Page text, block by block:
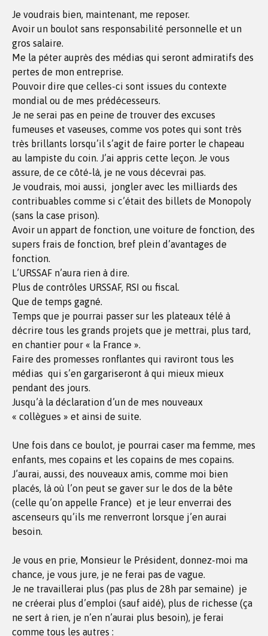
Je voudrais bien, maintenant, me reposer.
Avoir un boulot sans responsabilité personnelle et un
gros salaire.
Me la péter auprès des médias qui seront admiratifs des
pertes de mon entreprise.
Pouvoir dire que celles-ci sont issues du contexte
mondial ou de mes prédécesseurs.
Je ne serai pas en peine de trouver des excuses
fumeuses et vaseuses, comme vos potes qui sont très
très brillants lorsqu’il s’agit de faire porter le chapeau
au lampiste du coin. J’ai appris cette leçon. Je vous
assure, de ce côté-là, je ne vous décevrai pas.
Je voudrais, moi aussi, jongler avec les milliards des
contribuables comme si c’était des billets de Monopoly
(sans la case prison).
Avoir un appart de fonction, une voiture de fonction, des
supers frais de fonction, bref plein d’avantages de
fonction.
L’URSSAF n’aura rien à dire.
Plus de contrôles URSSAF, RSI ou fiscal.
Que de temps gagné.
Temps que je pourrai passer sur les plateaux télé à
décrire tous les grands projets que je mettrai, plus tard,
en chantier pour « la France ».
Faire des promesses ronflantes qui raviront tous les
médias qui s’en gargariseront à qui mieux mieux
pendant des jours.
Jusqu’à la déclaration d’un de mes nouveaux
« collègues » et ainsi de suite.
Une fois dans ce boulot, je pourrai caser ma femme, mes
enfants, mes copains et les copains de mes copains.
J’aurai, aussi, des nouveaux amis, comme moi bien
placés, là où l’on peut se gaver sur le dos de la bête
(celle qu’on appelle France) et je leur enverrai des
ascenseurs qu’ils me renverront lorsque j’en aurai
besoin.
Je vous en prie, Monsieur le Président, donnez-moi ma
chance, je vous jure, je ne ferai pas de vague.
Je ne travaillerai plus (pas plus de 28h par semaine) je
ne créerai plus d’emploi (sauf aidé), plus de richesse (ça
ne sert à rien, je n’en n’aurai plus besoin), je ferai
comme tous les autres :